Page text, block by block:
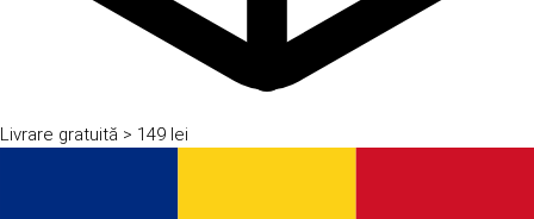
Livrare gratuită > 149 lei